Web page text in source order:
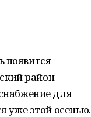
появится
район
для
уже этой осенью.